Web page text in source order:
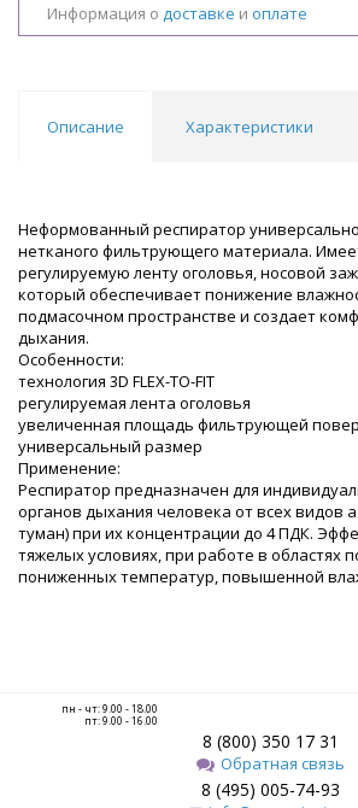
Информация о доставке и оплате
Описание Характеристики
Неформованный респиратор
нетканого фильтрующего материала.
регулируемую ленту оголовья, носовой
который обеспечивает понижение
подмасочном пространстве и создает
дыхания.
Особенности:
технология 3D FLEX-TO-FIT
регулируемая лента оголовья
увеличенная площадь фильтрующей
универсальный размер
Применение:
Респиратор предназначен для
органов дыхания человека от всех видов
туман) при их концентрации до 4 ПДК.
тяжелых условиях, при работе в областях
пониженных температур, повышенной
пн - чт: 9.00 - 18.00
пт: 9.00 - 16.00
8 (800) 350 17 31
Обратная связь
8 (495) 005-74-93